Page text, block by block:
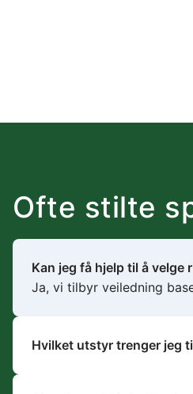
Ofte stilte
Kan jeg få hjelp til å velge
Ja, vi tilbyr veiledning
Hvilket utstyr trenger jeg